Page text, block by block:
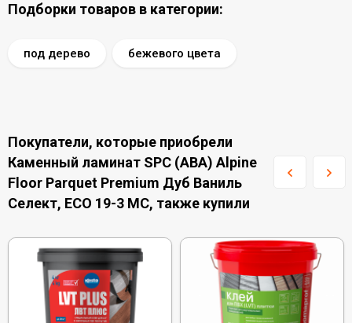
Подборки товаров в категории:
под дерево бежевого цвета
Покупатели, которые приобрели
Каменный ламинат SPC (ABA) Alpine
Floor Parquet Premium Дуб Ваниль
Селект, ECO 19-3 MC, также купили